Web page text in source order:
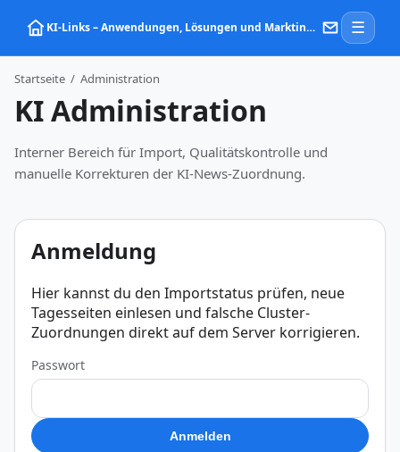
KI‑Links – Anwendungen, Lösungen und Marktinformationen zu Künstlicher Intelligenz ☰
Startseite / Administration
KI Administration
Interner Bereich für Import, Qualitätskontrolle und
manuelle Korrekturen der KI-News-Zuordnung.
Anmeldung
Hier kannst du den Importstatus prüfen, neue
Tagesseiten einlesen und falsche Cluster-
Zuordnungen direkt auf dem Server korrigieren.
Passwort
Anmelden